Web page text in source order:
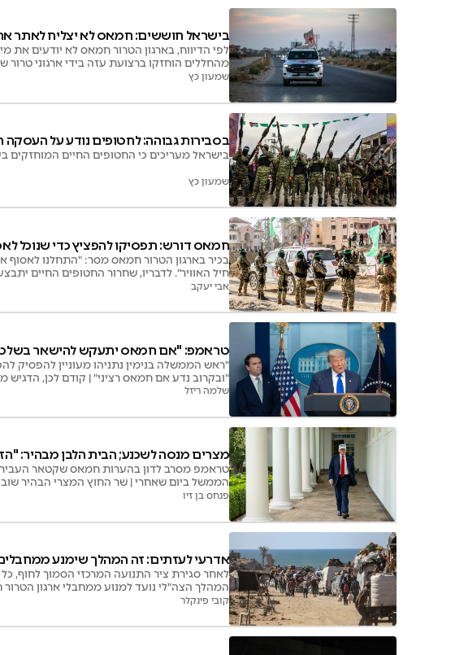
בישראל חוששים: חמאס לא יצליח לאתר
מהחללים הוחזקו ברצועת עזה בידי ארגוני
שמעון כץ
בסבירות גבוהה: לחטופים נודע על
בישראל מעריכים כי החטופים החיים
שמעון כץ
חמאס דורש: תפסיקו להפציץ כדי שנוכל
בכיר בארגון הטרור חמאס מסר: "התחלנו לאסוף
חיל האוויר". לדבריו, שחרור החטופים החיים
אבי יעקב
טראמפ: "אם חמאס יתעקש להישאר
"ראש הממשלה בנימין נתניהו מעוניין להפסיק
"ובקרוב נדע אם חמאס רציני" | קודם לכן, הדגיש
שלמה ריזל
מצרים מנסה לשכנע; הבית הלבן מבהיר:
טראמפ מסרב לדון בהערות חמאס שקטאר
הממשל ביום שאחרי | שר החוץ המצרי הבהיר
עזה"
פנחס בן זיו
אדרעי לעזתים: זה המהלך שימנע
לאחר סגירת ציר התנועה המרכזי הסמוך לחוף, כל
המהלך הצה"לי נועד למנוע ממחבלי ארגון
קובי פינקלר